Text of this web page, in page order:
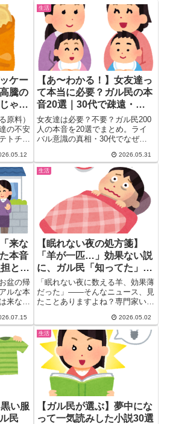
ケー
騰の
ゃ
れて
ｗ
原料）
の不安
トチッ
生活
【あ〜わかる！】女友達っ
て本当に必要？ガル民の本
音20選｜30代で疎遠・ラ
イバル意識・量より質の真
実
女友達は必要？不要？ガル民200
人の本音を20選でまとめ。ライ
バル意識の真相・30代でなぜ疎
ミーへの対処法・量より質の少数
精鋭派の声まで、10代から50代
のリアルな声を年代別に整理しま
2026.05.31
来な
本音
と帰
盆の帰
ルな本
来なく
幹線
りの負
わず
す帰
ます。
生活
【眠れない夜の処方箋】
「羊が一匹…」効果ない説
に、ガル民「知ってた」
「ふーせんもどうなの」
「眠れない夜に数える羊、効果薄
だった」——そんなニュース、見
たことありますよね？専門家いわ
2026.05.02
い服
民
生活
【ガル民が選ぶ】夢中にな
って一気読みした小説30選